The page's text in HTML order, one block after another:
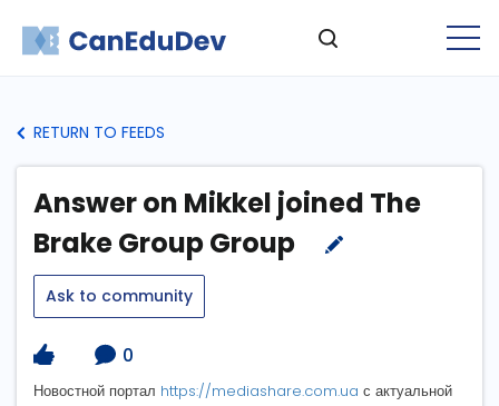
RETURN TO FEEDS
Answer on Mikkel joined The
Brake Group Group
Ask to community
0
Новостной портал https://mediashare.com.ua с актуальной